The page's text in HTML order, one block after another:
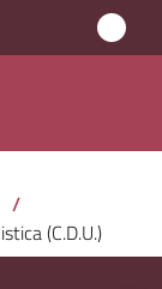
/
(C.D.U.)